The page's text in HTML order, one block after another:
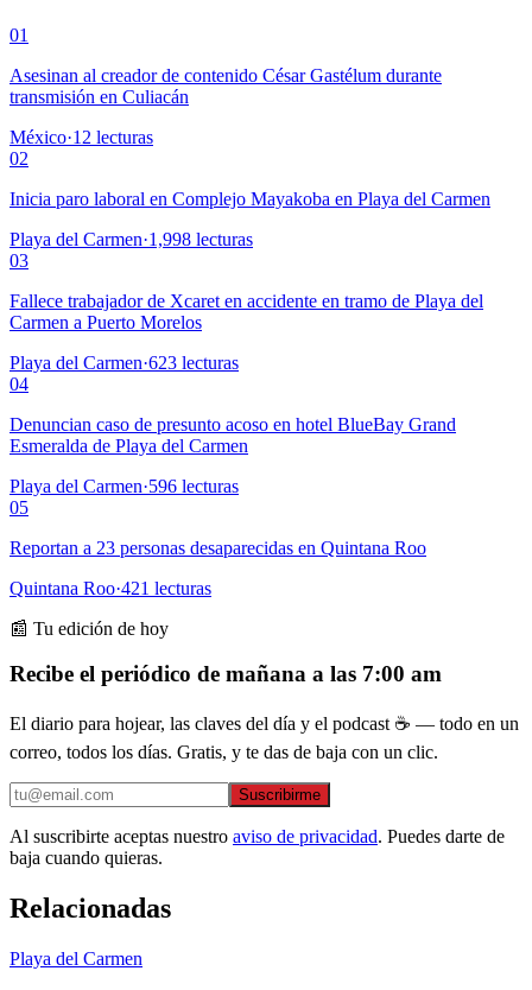
01
Asesinan al creador de contenido César Gastélum durante
transmisión en Culiacán
México·12 lecturas
02
Inicia paro laboral en Complejo Mayakoba en Playa del Carmen
Playa del Carmen·1,998 lecturas
03
Fallece trabajador de Xcaret en accidente en tramo de Playa del
Carmen a Puerto Morelos
Playa del Carmen·623 lecturas
04
Denuncian caso de presunto acoso en hotel BlueBay Grand
Esmeralda de Playa del Carmen
Playa del Carmen·596 lecturas
05
Reportan a 23 personas desaparecidas en Quintana Roo
Quintana Roo·421 lecturas
📰 Tu edición de hoy
Recibe el periódico de mañana a las 7:00 am
El diario para hojear, las claves del día y el podcast ☕ — todo en un
correo, todos los días. Gratis, y te das de baja con un clic.
Suscribirme
Al suscribirte aceptas nuestro aviso de privacidad. Puedes darte de
baja cuando quieras.
Relacionadas
Playa del Carmen